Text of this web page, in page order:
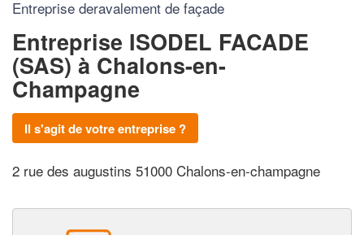
Entreprise deravalement de façade
Entreprise ISODEL FACADE
(SAS)à Chalons-en-
Champagne
Il s'agit de votre entreprise ?
2 rue des augustins 51000 Chalons-en-champagne